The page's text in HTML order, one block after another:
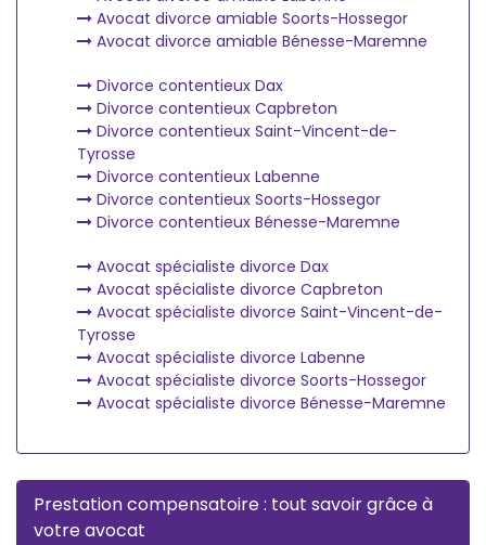
Avocat divorce amiable Soorts-Hossegor
Avocat divorce amiable Bénesse-Maremne
Divorce contentieux Dax
Divorce contentieux Capbreton
Divorce contentieux Saint-Vincent-de-
Tyrosse
Divorce contentieux Labenne
Divorce contentieux Soorts-Hossegor
Divorce contentieux Bénesse-Maremne
Avocat spécialiste divorce Dax
Avocat spécialiste divorce Capbreton
Avocat spécialiste divorce Saint-Vincent-de-
Tyrosse
Avocat spécialiste divorce Labenne
Avocat spécialiste divorce Soorts-Hossegor
Avocat spécialiste divorce Bénesse-Maremne
Prestation compensatoire : tout savoir grâce à
votre avocat